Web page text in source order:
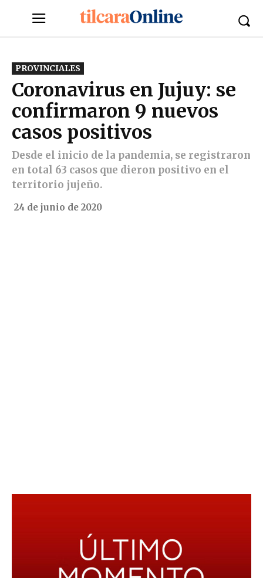
PROVINCIALES
Coronavirus en Jujuy: se
confirmaron 9 nuevos
casos positivos
Desde el inicio de la pandemia, se registraron
en total 63 casos que dieron positivo en el
territorio jujeño.
24 de junio de 2020